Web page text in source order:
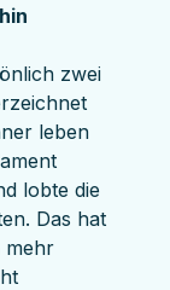
zwei
leben
lobte die
Das hat
mehr